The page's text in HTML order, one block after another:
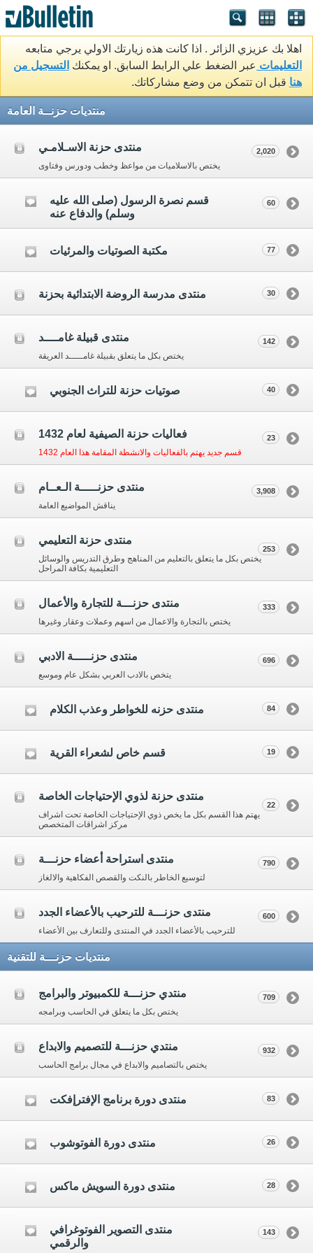
اهلا بك عزيزي الزائر . اذا كانت هذه زيارتك الاولي يرجي متابعه
التعليمات عبر الضغط علي الرابط السابق. او يمكنك التسجيل من
هنا قبل ان تتمكن من وضع مشاركاتك.
منتديات حزنــة العامة
منتدى حزنة الاسـلامـي
يختص بالاسلاميات من مواعظ وخطب ودورس وفتاوى
2,020
قسم نصرة الرسول (صلى الله عليه
وسلم) والدفاع عنه
60
مكتبة الصوتيات والمرئيات 77
منتدى مدرسة الروضة الابتدائية بحزنة 30
منتدى قبيلة غامــــد
يختص بكل ما يتعلق بقبيلة غامـــــد العريقة
142
صوتيات حزنة للتراث الجنوبي 40
فعاليات حزنة الصيفية لعام 1432
قسم جديد يهتم بالفعاليات والانشطة المقامة هذا العام 1432
23
منتدى حزنـــــة الـعــام
يناقش المواضيع العامة
3,908
منتدى حزنة التعليمي
يختص بكل ما يتعلق بالتعليم من المناهج وطرق التدريس والوسائل
التعليمية بكافة المراحل
253
منتدى حزنـــة للتجارة والأعمال
يختص بالتجارة والاعمال من اسهم وعملات وعقار وغيرها
333
منتدى حزنـــــة الادبي
يتخص بالادب العربي بشكل عام وموسع
696
منتدى حزنه للخواطر وعذب الكلام 84
قسم خاص لشعراء القرية 19
منتدى حزنة لذوي الإحتياجات الخاصة
يهتم هذا القسم بكل ما يخص ذوي الإحتياجات الخاصة تحت اشراف
مركز اشراقات المتخصص
22
منتدى استراحة أعضاء حزنـــة
لتوسيع الخاطر بالنكت والقصص الفكاهية والالغاز
790
منتدى حزنـــة للترحيب بالأعضاء الجدد
للترحيب بالأعضاء الجدد في المنتدى وللتعارف بين الأعضاء
600
منتديات حزنـــة للتقنية
منتدي حزنـــة للكمبيوتر والبرامج
يختص بكل ما يتعلق في الحاسب وبرامجه
709
منتدي حزنـــة للتصميم والابداع
يختص بالتصاميم والابداع في مجال برامج الحاسب
932
منتدى دورة برنامج الإفترإفكت 83
منتدى دورة الفوتوشوب 26
منتدى دورة السويش ماكس 28
منتدى التصوير الفوتوغرافي
والرقمي
143